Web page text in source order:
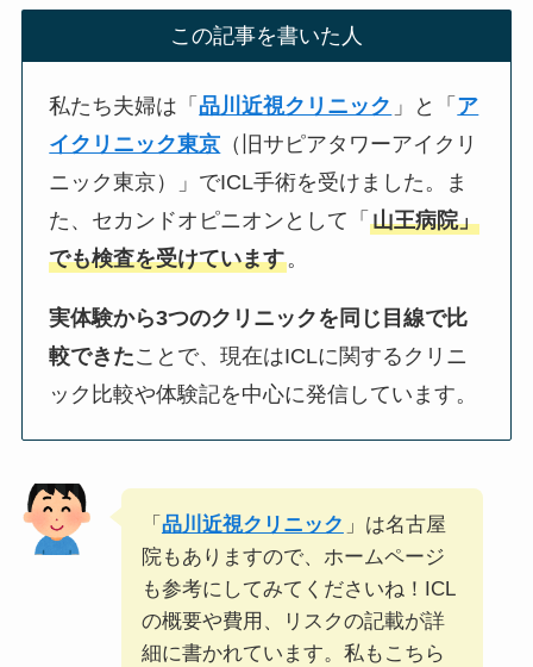
この記事を書いた人
私たち夫婦は「 品川近視クリニック 」と「 ア
イクリニック東京 （旧サピアタワーアイクリ
ニック東京）」でICL手術を受けました。ま
た、セカンドオピニオンとして「山王病院」
でも検査を受けています。
実体験から3つのクリニックを同じ目線で比
較できたことで、現在はICLに関するクリニ
ック比較や体験記を中心に発信しています。
「 品川近視クリニック 」は名古屋
院もありますので、ホームページ
も参考にしてみてくださいね！ICL
の概要や費用、リスクの記載が詳
細に書かれています。私もこちら